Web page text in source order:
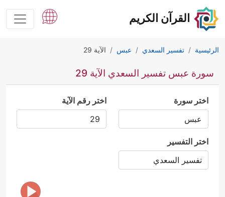
القرآن الكريم
الرئيسية تفسير السعدي عبس الآية 29
سورة عبس تفسير السعدي الآية 29
اختر سورة اختر رقم الآية
اختر التفسير